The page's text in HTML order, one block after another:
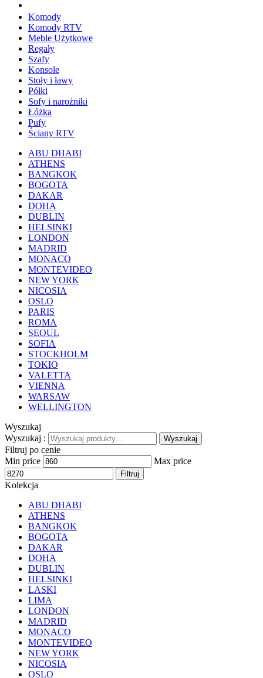
Komody
Komody RTV
Meble Użytkowe
Regały
Szafy
Konsole
Stoły i ławy
Półki
Sofy i narożniki
Łóżka
Pufy
Ściany RTV
ABU DHABI
ATHENS
BANGKOK
BOGOTA
DAKAR
DOHA
DUBLIN
HELSINKI
LONDON
MADRID
MONACO
MONTEVIDEO
NEW YORK
NICOSIA
OSLO
PARIS
ROMA
SEOUL
SOFIA
STOCKHOLM
TOKIO
VALETTA
VIENNA
WARSAW
WELLINGTON
Wyszukaj
Wyszukaj :
Wyszukaj
Filtruj po cenie
Min price
Max price
Filtruj
Kolekcja
ABU DHABI
ATHENS
BANGKOK
BOGOTA
DAKAR
DOHA
DUBLIN
HELSINKI
LASKI
LIMA
LONDON
MADRID
MONACO
MONTEVIDEO
NEW YORK
NICOSIA
OSLO